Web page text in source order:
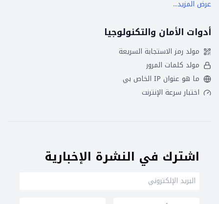
عرض المزيد...
أدوات الأمان والتكنولوجيا
مولد رمز الاستجابة السريعة
مولد كلمات المرور
ما هو عنوان IP الخاص بي
اختبار سرعة الإنترنت
اشترك في النشرة الإخبارية